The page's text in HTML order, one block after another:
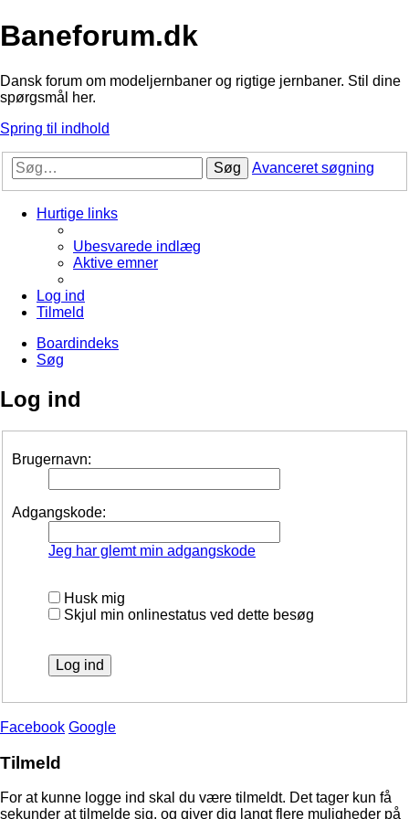
Baneforum.dk
Dansk forum om modeljernbaner og rigtige jernbaner. Stil dine
spørgsmål her.
Spring til indhold
Søg Avanceret søgning
Hurtige links
Ubesvarede indlæg
Aktive emner
Log ind
Tilmeld
Boardindeks
Søg
Log ind
Brugernavn:
Adgangskode:
Jeg har glemt min adgangskode
Husk mig
Skjul min onlinestatus ved dette besøg
Facebook Google
Tilmeld
For at kunne logge ind skal du være tilmeldt. Det tager kun få
sekunder at tilmelde sig, og giver dig langt flere muligheder på